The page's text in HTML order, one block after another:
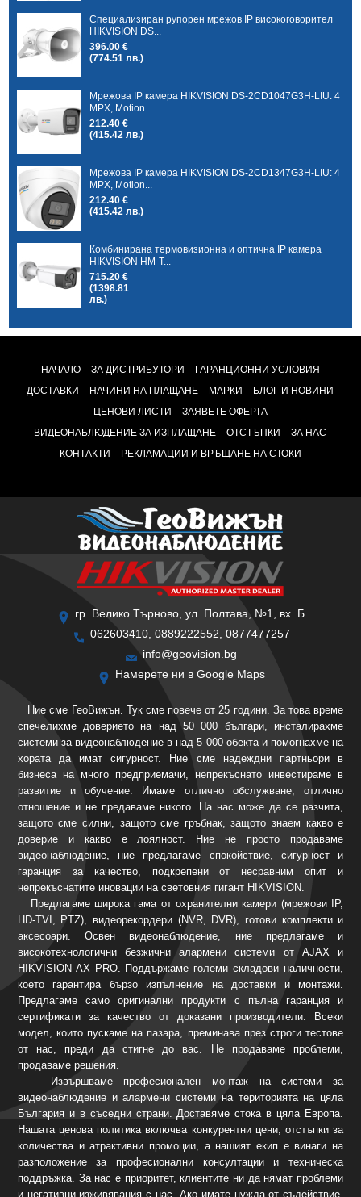
Специализиран рупорен мрежов IP високоговорител
HIKVISION DS...
396.00 €
(774.51 лв.)
Мрежова IP камера HIKVISION DS-2CD1047G3H-LIU: 4
MPX, Motion...
212.40 €
(415.42 лв.)
Мрежова IP камера HIKVISION DS-2CD1347G3H-LIU: 4
MPX, Motion...
212.40 €
(415.42 лв.)
Комбинирана термовизионна и оптична IP камера
HIKVISION HM-T...
715.20 €
(1398.81
лв.)
НАЧАЛО ЗА ДИСТРИБУТОРИ
ГАРАНЦИОННИ УСЛОВИЯ
ДОСТАВКИ
НАЧИНИ НА ПЛАЩАНЕ МАРКИ
БЛОГ И НОВИНИ
ЦЕНОВИ ЛИСТИ
ЗАЯВЕТЕ ОФЕРТА
ВИДЕОНАБЛЮДЕНИЕ ЗА ИЗПЛАЩАНЕ
ОТСТЪПКИ
ЗА НАС
КОНТАКТИ
РЕКЛАМАЦИИ И ВРЪЩАНЕ НА СТОКИ
гр. Велико Търново, ул. Полтава, №1, вх. Б
062603410, 0889222552, 0877477257
info@geovision.bg
Намерете ни в Google Maps
Ние сме ГеоВижън. Тук сме повече от 25 години. За това време
спечелихме доверието на над 50 000 българи, инсталирахме
системи за видеонаблюдение в над 5 000 обекта и помогнахме на
хората да имат сигурност. Ние сме надеждни партньори в
бизнеса на много предприемачи, непрекъснато инвестираме в
развитие и обучение. Имаме отлично обслужване, отлично
отношение и не предаваме никого. На нас може да се разчита,
защото сме силни, защото сме гръбнак, защото знаем какво е
доверие и какво е лоялност. Ние не просто продаваме
видеонаблюдение, ние предлагаме спокойствие, сигурност и
гаранция за качество, подкрепени от несравним опит и
непрекъснатите иновации на световния гигант HIKVISION.
Предлагаме широка гама от охранителни камери (мрежови IP,
HD-TVI, PTZ), видеорекордери (NVR, DVR), готови комплекти и
аксесоари. Освен видеонаблюдение, ние предлагаме и
високотехнологични безжични алармени системи от AJAX и
HIKVISION AX PRO. Поддържаме големи складови наличности,
което гарантира бързо изпълнение на доставки и монтажи.
Предлагаме само оригинални продукти с пълна гаранция и
сертификати за качество от доказани производители. Всеки
модел, които пускаме на пазара, преминава през строги тестове
от нас, преди да стигне до вас. Не продаваме проблеми,
продаваме решения.
Извършваме професионален монтаж на системи за
видеонаблюдение и алармени системи на територията на цяла
България и в съседни страни. Доставяме стока в цяла Европа.
Нашата ценова политика включва конкурентни цени, отстъпки за
количества и атрактивни промоции, а нашият екип е винаги на
разположение за професионални консултации и техническа
поддръжка. За нас е приоритет, клиентите ни да нямат проблеми
и негативни изживявания с нас. Ако имате нужда от съдействие,